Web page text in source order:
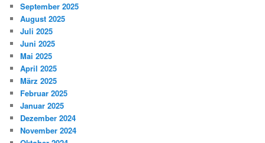
September 2025
August 2025
Juli 2025
Juni 2025
Mai 2025
April 2025
März 2025
Februar 2025
Januar 2025
Dezember 2024
November 2024